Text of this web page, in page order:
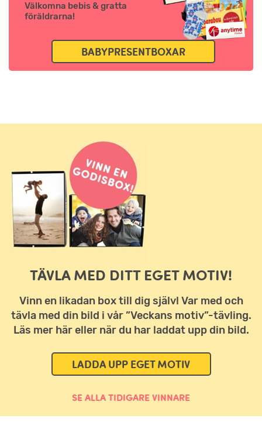
Välkomna bebis & gratta
föräldrarna!
BABYPRESENTBOXAR
TÄVLA MED DITT EGET MOTIV!
Vinn en likadan box till dig själv! Var med och
tävla med din bild i vår ”Veckans motiv”-tävling.
Läs mer här eller när du har laddat upp din bild.
LADDA UPP EGET MOTIV
SE ALLA TIDIGARE VINNARE